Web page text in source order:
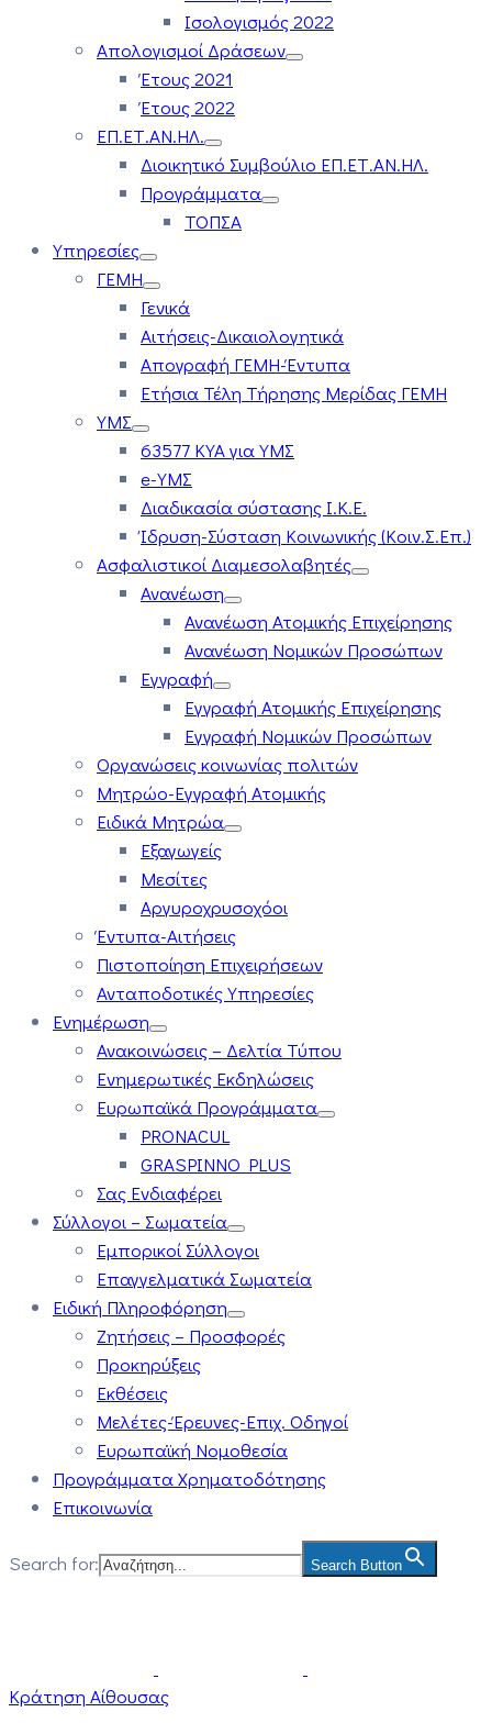
Ισολογισμός 2022
Απολογισμοί Δράσεων
Έτους 2021
Έτους 2022
ΕΠ.ΕΤ.ΑΝ.ΗΛ.
Διοικητικό Συμβούλιο ΕΠ.ΕΤ.ΑΝ.ΗΛ.
Προγράμματα
ΤΟΠΣΑ
Υπηρεσίες
ΓΕΜΗ
Γενικά
Αιτήσεις-Δικαιολογητικά
Απογραφή ΓΕΜΗ-Έντυπα
Ετήσια Τέλη Τήρησης Μερίδας ΓΕΜΗ
ΥΜΣ
63577 ΚΥΑ για ΥΜΣ
e-ΥΜΣ
Διαδικασία σύστασης Ι.Κ.Ε.
Ίδρυση-Σύσταση Κοινωνικής (Κοιν.Σ.Επ.)
Ασφαλιστικοί Διαμεσολαβητές
Ανανέωση
Ανανέωση Ατομικής Επιχείρησης
Ανανέωση Νομικών Προσώπων
Εγγραφή
Εγγραφή Ατομικής Επιχείρησης
Εγγραφή Νομικών Προσώπων
Οργανώσεις κοινωνίας πολιτών
Μητρώο-Εγγραφή Ατομικής
Ειδικά Μητρώα
Εξαγωγείς
Μεσίτες
Αργυροχρυσοχόοι
Έντυπα-Αιτήσεις
Πιστοποίηση Επιχειρήσεων
Ανταποδοτικές Υπηρεσίες
Ενημέρωση
Ανακοινώσεις – Δελτία Τύπου
Ενημερωτικές Εκδηλώσεις
Ευρωπαϊκά Προγράμματα
PRONACUL
GRASPINNO PLUS
Σας Ενδιαφέρει
Σύλλογοι – Σωματεία
Εμπορικοί Σύλλογοι
Επαγγελματικά Σωματεία
Ειδική Πληροφόρηση
Ζητήσεις – Προσφορές
Προκηρύξεις
Εκθέσεις
Μελέτες-Έρευνες-Επιχ. Οδηγοί
Ευρωπαϊκή Νομοθεσία
Προγράμματα Χρηματοδότησης
Επικοινωνία
Search for: Search Button
Κράτηση Αίθουσας